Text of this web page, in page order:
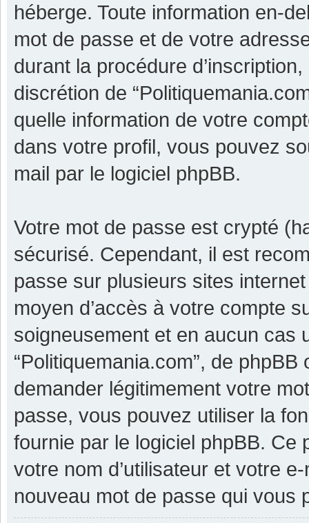
héberge. Toute information en-
mot de passe et de votre
durant la procédure
discrétion de
quelle information de votre
dans votre profil, vous pouvez
mail par le logiciel phpBB.
Votre mot de passe est crypté
sécurisé. Cependant, il est
passe sur plusieurs sites
moyen d’accès à votre compte
soigneusement et en aucun cas
“Politiquemania.com”, de
demander légitimement votre
passe, vous pouvez utiliser la
fournie par le logiciel phpBB.
votre nom d’utilisateur et votre
nouveau mot de passe qui vous